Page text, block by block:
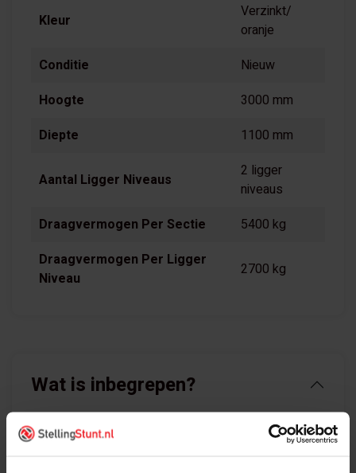
Kleur
Verzinkt/
oranje
Conditie
Nieuw
Hoogte
3000 mm
Diepte
1100 mm
Aantal Ligger Niveaus
2 ligger
niveaus
Draagvermogen Per Sectie
5400 kg
Draagvermogen Per Ligger
Niveau
2700 kg
Wat is inbegrepen?
Palletstellingen Aanbouwvak 3000x2780 (hxb)
bestaat uit: